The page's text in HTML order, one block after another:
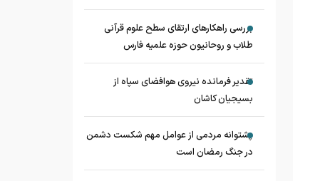
بررسی راهکارهای ارتقای سطح علوم قرآنی
طلاب و روحانیون حوزه علمیه فارس
تقدیر فرمانده نیروی هوافضای سپاه از
بسیجیان کاشان
پشتوانه مردمی از عوامل مهم شکست دشمن
در جنگ رمضان است